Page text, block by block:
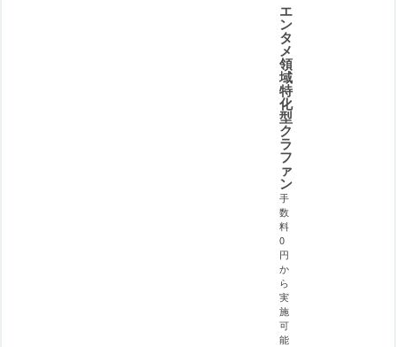
エ
ン
タ
メ
領
域
特
化
型
ク
ラ
フ
ァ
ン
手
数
料
0
円
か
ら
実
施
可
能